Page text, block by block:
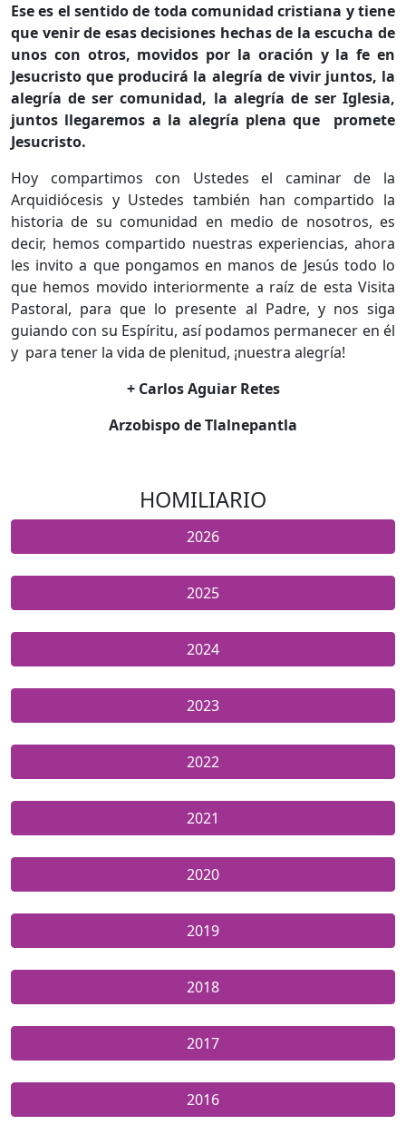
Ese es el sentido de toda comunidad cristiana y tiene
que venir de esas decisiones hechas de la escucha de
unos con otros, movidos por la oración y la fe en
Jesucristo que producirá la alegría de vivir juntos, la
alegría de ser comunidad, la alegría de ser Iglesia,
juntos llegaremos a la alegría plena que promete
Jesucristo.
Hoy compartimos con Ustedes el caminar de la
Arquidiócesis y Ustedes también han compartido la
historia de su comunidad en medio de nosotros, es
decir, hemos compartido nuestras experiencias, ahora
les invito a que pongamos en manos de Jesús todo lo
que hemos movido interiormente a raíz de esta Visita
Pastoral, para que lo presente al Padre, y nos siga
guiando con su Espíritu, así podamos permanecer en él
y para tener la vida de plenitud, ¡nuestra alegría!
+ Carlos Aguiar Retes
Arzobispo de Tlalnepantla
HOMILIARIO
2026
2025
2024
2023
2022
2021
2020
2019
2018
2017
2016